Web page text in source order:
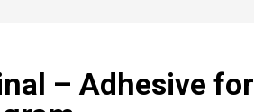
– Adhesive for